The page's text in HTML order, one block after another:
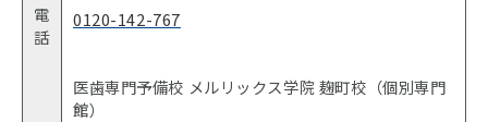
電
話
0120-142-767
医歯専門予備校 メルリックス学院 麹町校（個別専門
館）